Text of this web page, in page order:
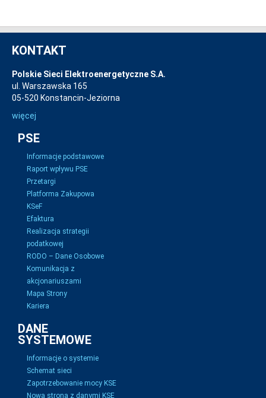
KONTAKT
Polskie Sieci Elektroenergetyczne S.A.
ul. Warszawska 165
05-520 Konstancin-Jeziorna
więcej
PSE
Informacje podstawowe
Raport wpływu PSE
Przetargi
Platforma Zakupowa
KSeF
Efaktura
Realizacja strategii
podatkowej
RODO – Dane Osobowe
Komunikacja z
akcjonariuszami
Mapa Strony
Kariera
DANE
SYSTEMOWE
Informacje o systemie
Schemat sieci
Zapotrzebowanie mocy KSE
Nowa strona z danymi KSE